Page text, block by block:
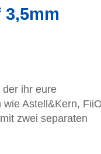
ihr eure
Astell&Kern,
zwei separaten